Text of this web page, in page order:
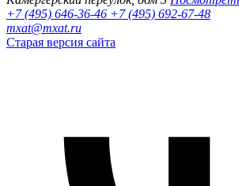
+7 (495) 646-36-46 +7 (495) 692-67-48‬
mxat@mxat.ru
Старая версия сайта